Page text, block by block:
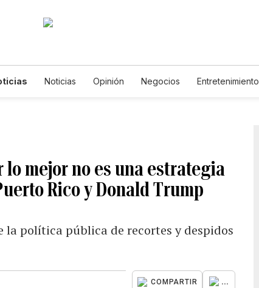
Noticias Opinión Negocios Entretenimiento
mejor no es una estrategia
Rico y Donald Trump
política pública de recortes y despidos
COMPARTIR ...